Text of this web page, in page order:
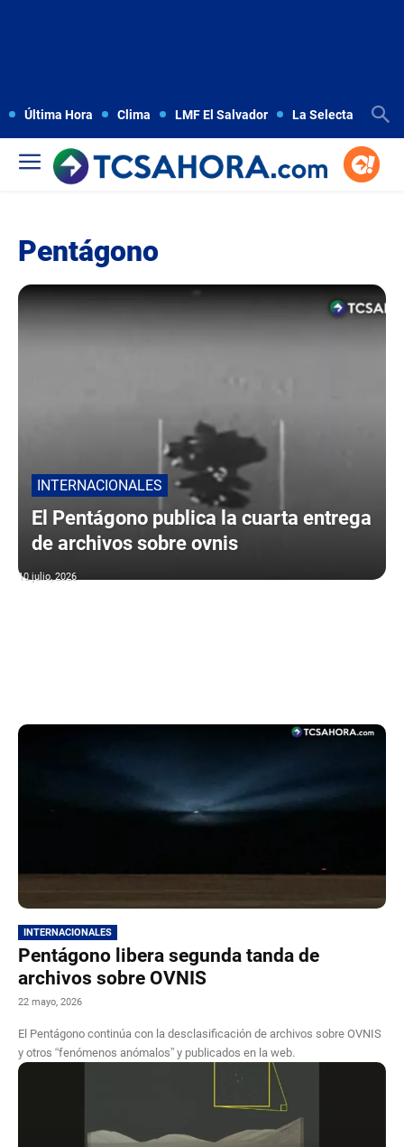
Última Hora Clima LMF El Salvador La Selecta
Pentágono
INTERNACIONALES
El Pentágono publica la cuarta entrega
de archivos sobre ovnis
10 julio, 2026
INTERNACIONALES
Pentágono libera segunda tanda de
archivos sobre OVNIS
22 mayo, 2026
El Pentágono continúa con la desclasificación de archivos sobre OVNIS
y otros “fenómenos anómalos” y publicados en la web.